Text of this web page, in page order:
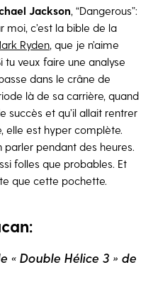
Jackson , “Dangerous”:
moi, c’est la bible de la
Ryden , que je n’aime
tu veux faire une analyse
dans le crâne de
là de sa carrière, quand
succès et qu’il allait rentrer
elle est hyper complète.
pendant des heures.
folles que probables. Et
que cette pochette.
« Double Hélice 3 » de